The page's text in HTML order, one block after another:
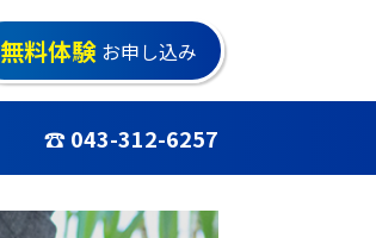
無料体験 お申し込み
☎ 043-312-6257